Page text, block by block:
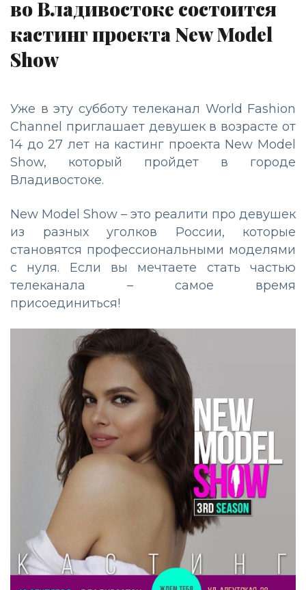
во Владивостоке состоится
кастинг проекта New Model
Show
Уже в эту субботу телеканал World Fashion
Channel приглашает девушек в возрасте от
14 до 27 лет на кастинг проекта New Model
Show, который пройдет в городе
Владивостоке.
New Model Show – это реалити про девушек
из разных уголков России, которые
становятся профессиональными моделями
с нуля. Если вы мечтаете стать частью
телеканала – самое время
присоединиться!